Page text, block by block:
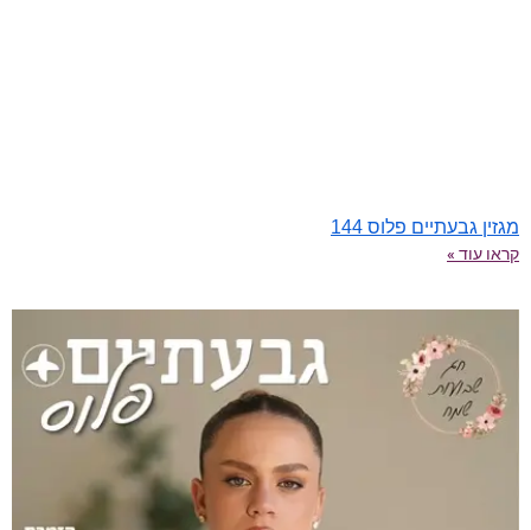
מגזין גבעתיים פלוס 144
קראו עוד »